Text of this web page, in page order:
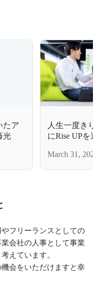
たア
光
人生一度き
にRise UPを
March 31,
フリーランスとしての
会社の人事として事業
えています。
会をいただけますと幸